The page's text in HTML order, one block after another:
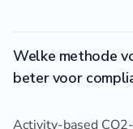
Welke methode
beter voor
Activity-based